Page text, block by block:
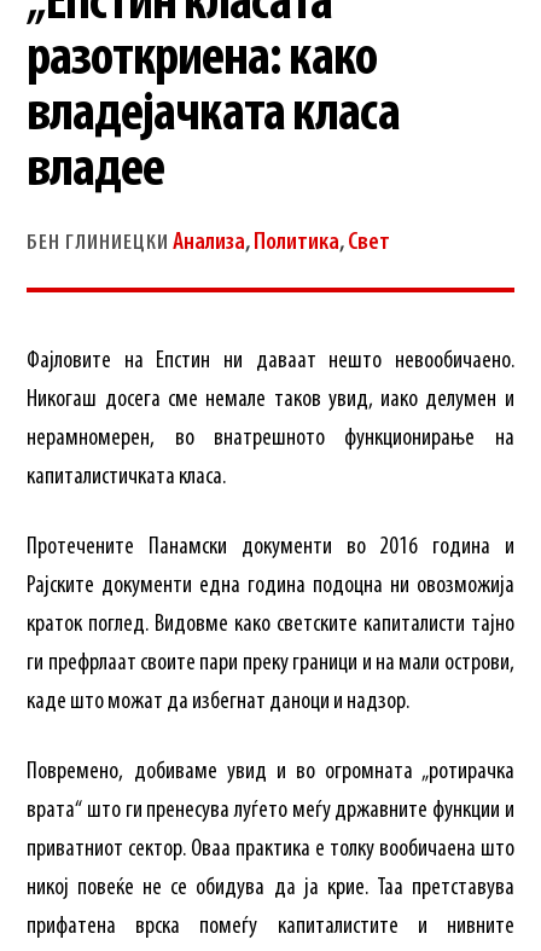
разоткриена: како
владејачката класа
владее
БЕН ГЛИНИЕЦКИ Анализа, Политика,Свет
Фајловите на Епстин ни даваат нешто невообичаено.
Никогаш досега сме немале таков увид, иако делумен и
нерамномерен, во внатрешното функционирање на
капиталистичката класа.
Протечените Панамски документи во 2016 година и
Рајските документи една година подоцна ни овозможија
краток поглед. Видовме како светските капиталисти тајно
ги префрлаат своите пари преку граници и на мали острови,
каде што можат да избегнат даноци и надзор.
Повремено, добиваме увид и во огромната „ротирачка
врата“ што ги пренесува луѓето меѓу државните функции и
приватниот сектор. Оваа практика е толку вообичаена што
никој повеќе не се обидува да ја крие. Таа претставува
прифатена врска помеѓу капиталистите и нивните